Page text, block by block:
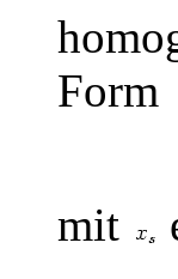
Form
mit